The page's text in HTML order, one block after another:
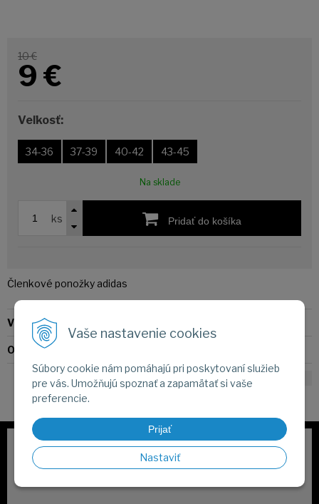
Vaše nastavenie cookies
Súbory cookie nám pomáhajú pri poskytovaní služieb
pre vás. Umožňujú spoznať a zapamätať si vaše
preferencie.
Prijať
Nastaviť
10 €
9 €
Veľkosť:
34-36 37-39 40-42 43-45
Na sklade
ks Pridať do košíka
Členkové ponožky adidas
Výrobca:
Obj. čislo:
Záruka originality
Zakúpený tovar priamo